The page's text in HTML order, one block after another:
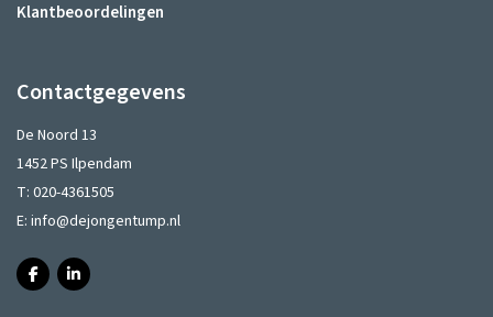
Klantbeoordelingen
Contactgegevens
De Noord 13
1452 PS Ilpendam
T: 020-4361505
E: info@dejongentump.nl